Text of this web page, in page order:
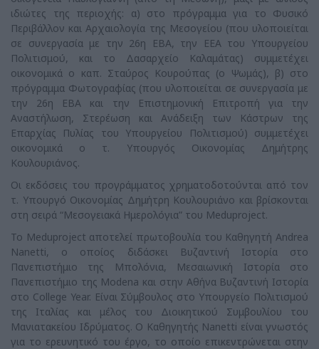
ιδιώτες της περιοχής: α) στο πρόγραμμα για το Φυσικό
Περιβάλλον και Αρχαιολογία της Μεσογείου (που υλοποιείται
σε συνεργασία με την 26η ΕΒΑ, την ΕΕΑ του Υπουργείου
Πολιτισμού, και το Δασαρχείο Καλαμάτας) συμμετέχει
οικονομικά ο καπ. Σταύρος Κουρούπας (ο Ψωμάς), β) στο
πρόγραμμα Φωτογραφίας (που υλοποιείται σε συνεργασία με
την 26η ΕΒΑ και την Επιστημονική Επιτροπή για την
Αναστήλωση, Στερέωση και Ανάδειξη των Κάστρων της
Επαρχίας Πυλίας του Υπουργείου Πολιτισμού) συμμετέχει
οικονομικά ο τ. Υπουργός Οικονομίας Δημήτρης
Κουλουριάνος.
Οι εκδόσεις του προγράμματος χρηματοδοτούνται από τον
τ. Υπουργό Οικονομίας Δημήτρη Κουλουριάνο και βρίσκονται
στη σειρά “Μεσογειακά Ημερολόγια” του Meduproject.
Το Μeduproject αποτελεί πρωτοβουλία του Καθηγητή Andrea
Nanetti, ο οποίος διδάσκει Βυζαντινή Ιστορία στο
Πανεπιστήμιο της Μπολόνια, Μεσαιωνική Ιστορία στο
Πανεπιστήμιο της Modena και στην Αθήνα Βυζαντινή Ιστορία
στο College Year. Είναι Σύμβουλος στο Υπουργείο Πολιτισμού
της Ιταλίας και μέλος του Διοικητικού Συμβουλίου του
Μανιατακείου Ιδρύματος. Ο Καθηγητής Nanetti είναι γνωστός
για το ερευνητικό του έργο, το οποίο επικεντρώνεται στην